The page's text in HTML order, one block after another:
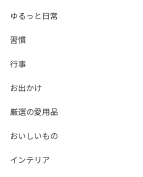
ゆるっと日常
習慣
行事
お出かけ
厳選の愛用品
おいしいもの
インテリア